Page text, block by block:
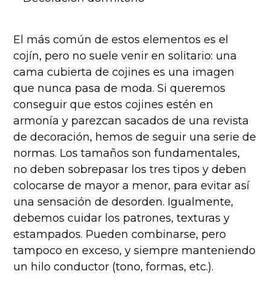
El más común de estos elementos es el
cojín, pero no suele venir en solitario: una
cama cubierta de cojines es una imagen
que nunca pasa de moda. Si queremos
conseguir que estos cojines estén en
armonía y parezcan sacados de una revista
de decoración, hemos de seguir una serie de
normas. Los tamaños son fundamentales,
no deben sobrepasar los tres tipos y deben
colocarse de mayor a menor, para evitar así
una sensación de desorden. Igualmente,
debemos cuidar los patrones, texturas y
estampados. Pueden combinarse, pero
tampoco en exceso, y siempre manteniendo
un hilo conductor (tono, formas, etc.).